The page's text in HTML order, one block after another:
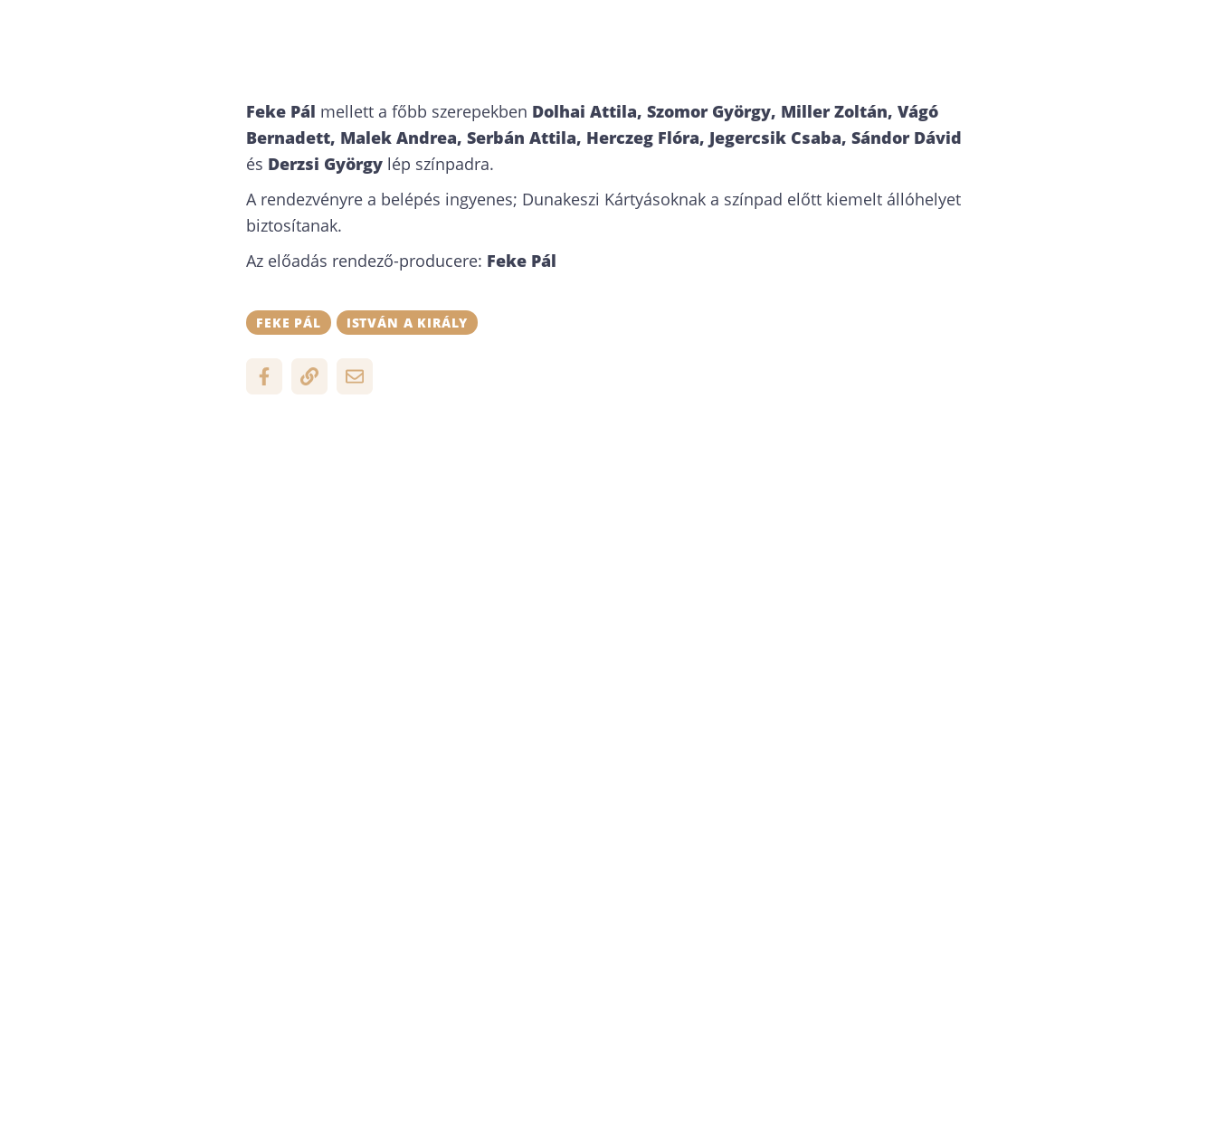
Feke Pál mellett a főbb szerepekben Dolhai Attila, Szomor György, Miller Zoltán, Vágó
Bernadett, Malek Andrea, Serbán Attila, Herczeg Flóra, Jegercsik Csaba, Sándor Dávid
és Derzsi György lép színpadra.
A rendezvényre a belépés ingyenes; Dunakeszi Kártyásoknak a színpad előtt kiemelt állóhelyet
biztosítanak.
Az előadás rendező-producere: Feke Pál
FEKE PÁL ISTVÁN A KIRÁLY